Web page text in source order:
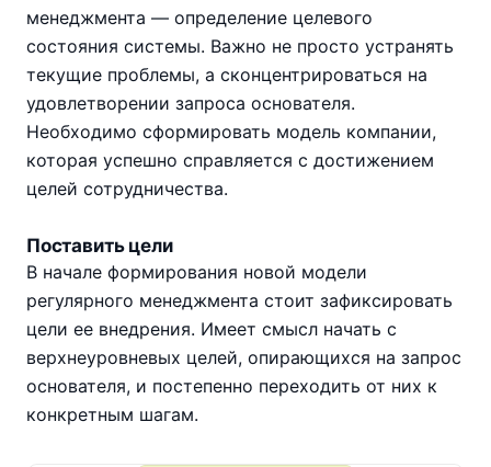
менеджмента — определение целевого
состояния системы. Важно не просто устранять
текущие проблемы, а сконцентрироваться на
удовлетворении запроса основателя.
Необходимо сформировать модель компании,
которая успешно справляется с достижением
целей сотрудничества.
Поставить цели
В начале формирования новой модели
регулярного менеджмента стоит зафиксировать
цели ее внедрения. Имеет смысл начать с
верхнеуровневых целей, опирающихся на запрос
основателя, и постепенно переходить от них к
конкретным шагам.